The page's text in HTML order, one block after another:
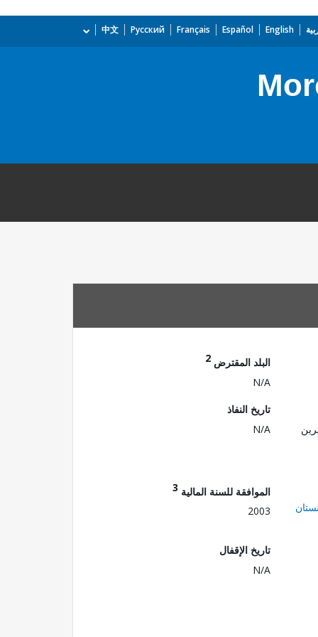
English
Español
Français
Русский
中文
البلد المقترض 2
N/A
تاريخ النفاذ
N/A
الموافقة للسنة المالية 3
2003
تاريخ الإقفال
N/A